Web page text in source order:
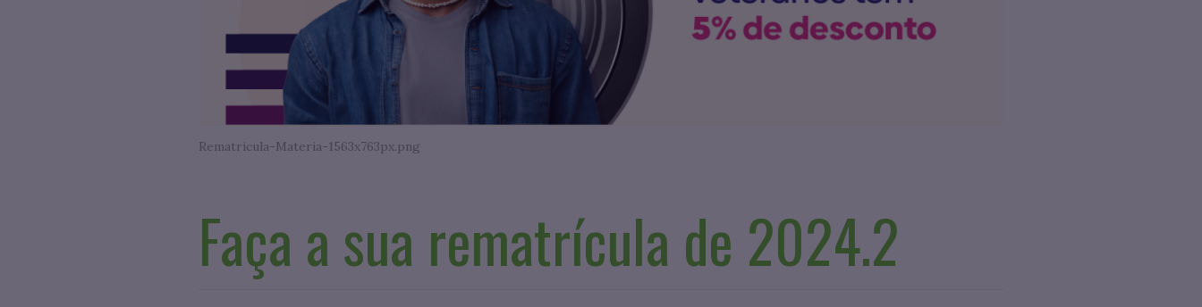
Rematricula-Materia-1563x763px.png
Faça a sua rematrícula de 2024.2